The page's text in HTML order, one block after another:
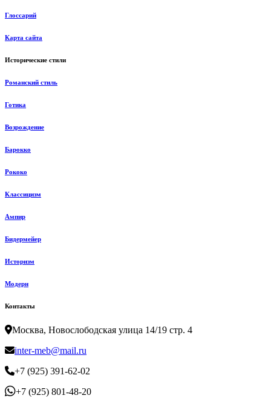
Глоссарий
Карта сайта
Исторические стили
Романский стиль
Готика
Возрождение
Барокко
Рококо
Классицизм
Ампир
Бидермейер
Историзм
Модерн
Контакты
Москва, Новослободская улица 14/19 стр. 4
inter-meb@mail.ru
+7 (925) 391-62-02
+7 (925) 801-48-20